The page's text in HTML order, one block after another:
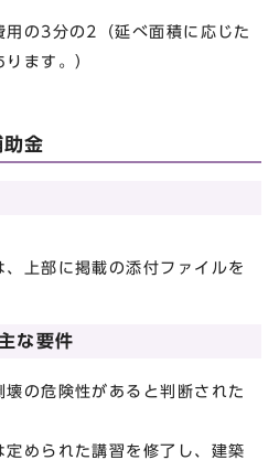
の3分の2（延べ面積に応じた
ます。）
金
上部に掲載の添付ファイルを
な要件
の危険性があると判断された
められた講習を修了し、建築